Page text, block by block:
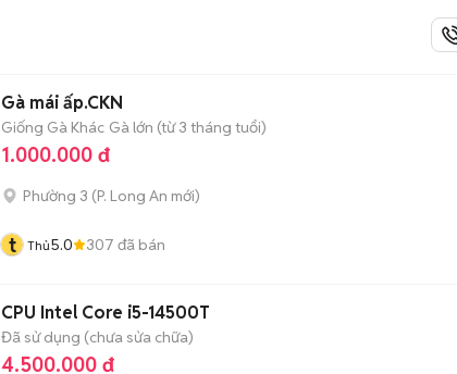
Gà mái ấp.CKN
Giống Gà Khác Gà lớn (từ 3 tháng tuổi)
1.000.000 đ
Phường 3 (P. Long An mới)
t Thủ5.0 307 đã bán
CPU Intel Core i5-14500T
Đã sử dụng (chưa sửa chữa)
4.500.000 đ